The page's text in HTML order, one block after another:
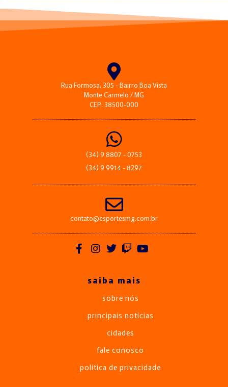
Rua Formosa, 305 - Bairro Boa Vista
Monte Carmelo / MG
CEP: 38500-000
(34) 9 8807 - 0753
(34) 9 9914 - 8297
contato@esportesmg.com.br
saiba mais
sobre nós
principais notícias
cidades
fale conosco
política de privacidade